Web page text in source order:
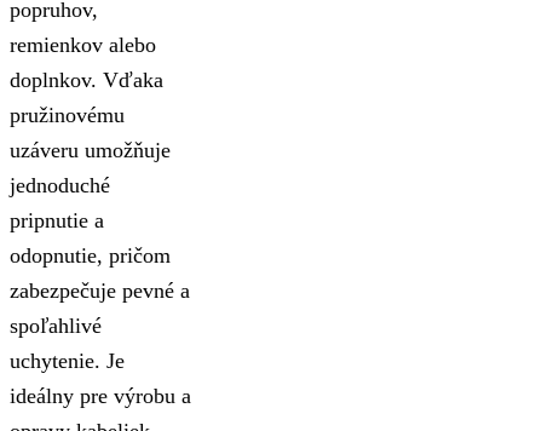
popruhov,
remienkov alebo
doplnkov. Vďaka
pružinovému
uzáveru umožňuje
jednoduché
pripnutie a
odopnutie, pričom
zabezpečuje pevné a
spoľahlivé
uchytenie. Je
ideálny pre výrobu a